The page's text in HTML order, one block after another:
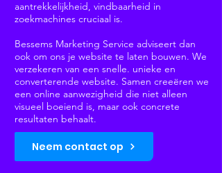
aantrekkelijkheid, vindbaarheid in
zoekmachines cruciaal is.
Bessems Marketing Service adviseert dan
ook om ons je website te laten bouwen. We
verzekeren van een snelle. unieke en
converterende website. Samen creeëren we
een online aanwezigheid die niet alleen
visueel boeiend is, maar ook concrete
resultaten behaalt.
Neem contact op